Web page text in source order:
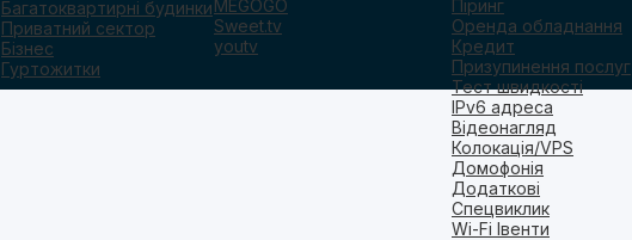
Багатоквартирні будинки
Приватний сектор
Бізнес
Гуртожитки
MEGOGO
Sweet.tv
youtv
Піринг
Оренда обладнання
Кредит
Призупинення послуг
Тест швидкості
IPv6 адреса
Відеонагляд
Колокація/VPS
Домофонія
Додаткові
Спецвиклик
Wi-Fi Івенти